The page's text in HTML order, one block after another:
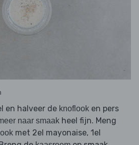
en halveer de knoflook en pers
naar smaak heel fijn. Meng
met 2el mayonaise, 1el